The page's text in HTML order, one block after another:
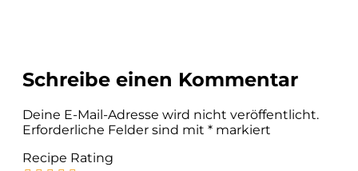
Schreibe einen Kommentar
Deine E-Mail-Adresse wird nicht veröffentlicht.
Erforderliche Felder sind mit * markiert
Recipe Rating